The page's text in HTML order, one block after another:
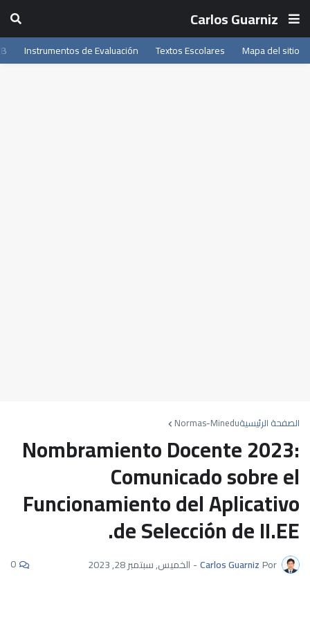
Carlos Guarniz
Mapa del sitio
Textos Escolares
Instrumentos de Evaluación
الصفحة الرئيسيةNormas-Minedu
Nombramiento Docente 2023:
Comunicado sobre el
Funcionamiento del Aplicativo
de Selección de II.EE.
Por
Carlos Guarniz
- الخميس, سبتمبر 28, 2023 0